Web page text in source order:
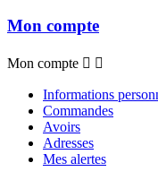
Mon compte
Mon compte  
Informations
Commandes
Avoirs
Adresses
Mes alertes